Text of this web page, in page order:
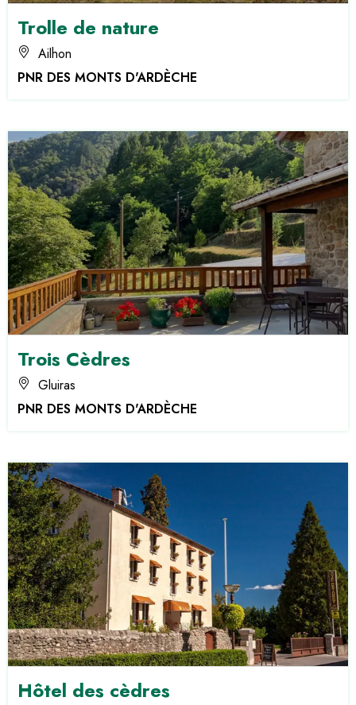
Trolle de nature
Ailhon
PNR DES MONTS D'ARDÈCHE
Trois Cèdres
Gluiras
PNR DES MONTS D'ARDÈCHE
Hôtel des cèdres